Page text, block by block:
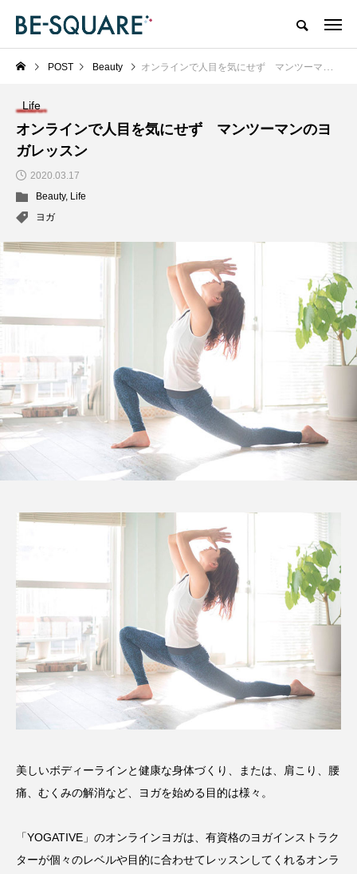
POST Beauty オンラインで人目を気にせず マンツーマンのヨガレッスン
Life
オンラインで人目を気にせず マンツーマンのヨ
ガレッスン
2020.03.17
Beauty, Life
ヨガ
美しいボディーラインと健康な身体づくり、または、肩こり、腰
痛、むくみの解消など、ヨガを始める目的は様々。
「YOGATIVE」のオンラインヨガは、有資格のヨガインストラク
ターが個々のレベルや目的に合わせてレッスンしてくれるオンラ